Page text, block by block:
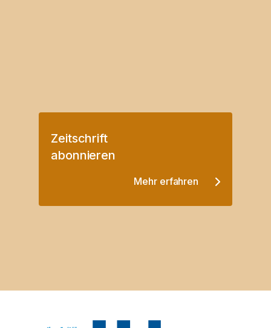
Zeitschrift
abonnieren
Mehr erfahren